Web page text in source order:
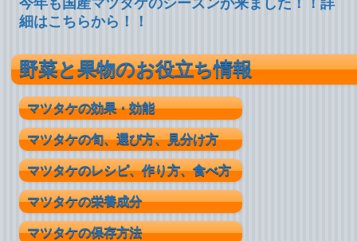
今年も国産マツタケのシーズンが来ました！！詳
細はこちらから！！
野菜と果物のお役立ち情報
マツタケの効果・効能
マツタケの旬、選び方、見分け方
マツタケのレシピ、作り方、食べ方
マツタケの栄養成分
マツタケの保存方法